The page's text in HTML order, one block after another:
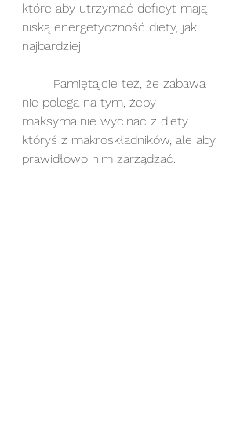
które aby utrzymać deficyt mają
niską energetyczność diety, jak
najbardziej.
nie polega na tym, żeby
maksymalnie wycinać z diety
któryś z makroskładników, ale aby
prawidłowo nim zarządzać.